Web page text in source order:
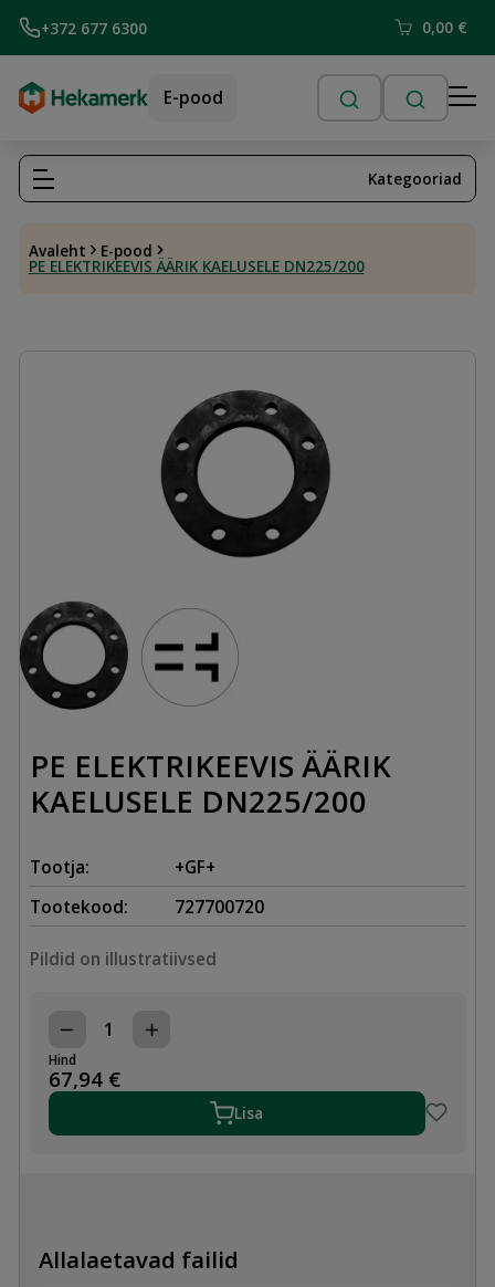
+372 677 6300 0,00 €
E-pood
Avaleht E-pood
PE ELEKTRIKEEVIS ÄÄRIK KAELUSELE DN225/200
Kategooriad
PE ELEKTRIKEEVIS ÄÄRIK
KAELUSELE DN225/200
Tootja:
+GF+
Tootekood:
727700720
Pildid on illustratiivsed
PE
ELEKTRIKEEVIS
ÄÄRIK
KAELUSELE
kogus
Hind
67,94 €
Lisa
Allalaetavad failid